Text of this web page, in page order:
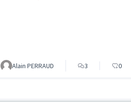
Alain PERRAUD 3 0